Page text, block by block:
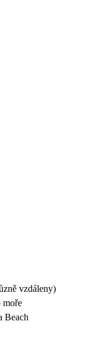
vzdáleny)
moře
Beach